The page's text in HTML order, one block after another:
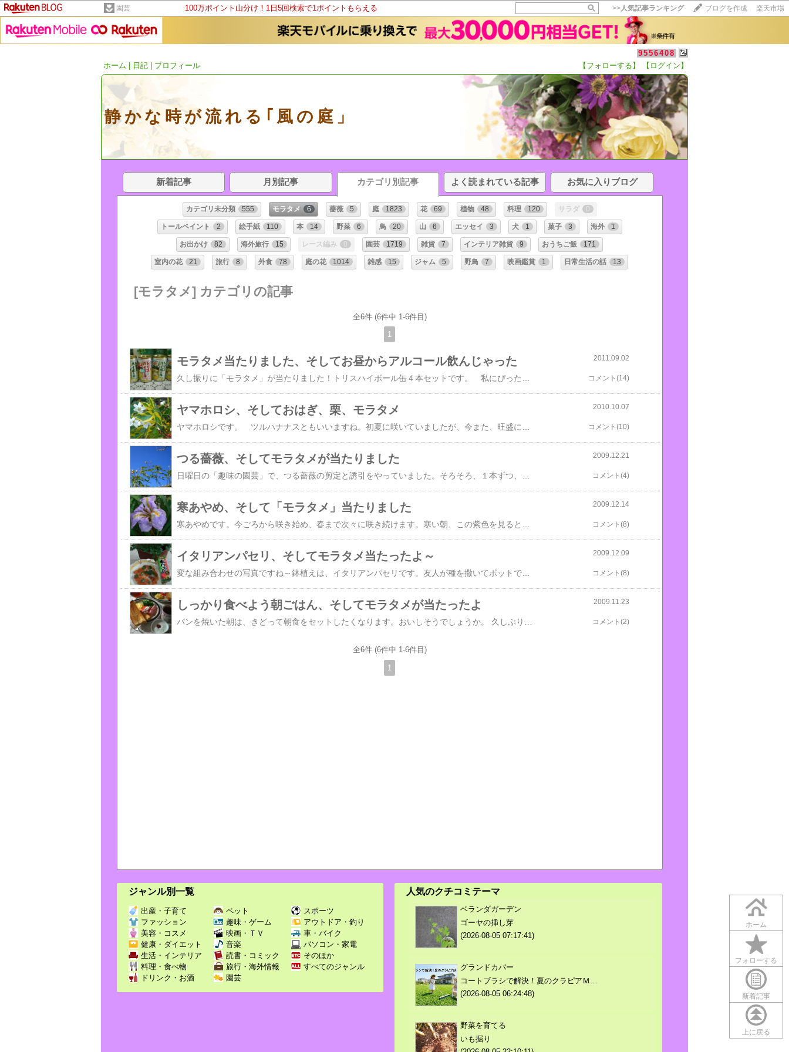
園芸 100万ポイント山分け！1日5回検索で1ポイントもらえる >>人気記事ランキング ブログを作成 楽天市場
9556408
ホーム
日記 プロフィール 【フォローする】 【ログイン】
静かな時が流れる｢風の庭」
ホーム
フォローする
新着記事
上に戻る
新着記事 月別記事 カテゴリ別記事 よく読まれている記事 お気に入りブログ
カテゴリ未分類 555 モラタメ 6 薔薇 5 庭 1823 花 69 植物 48 料理 120 サラダ 0
トールペイント 2 絵手紙 110 本 14 野菜 6 鳥 20 山 6 エッセイ 3 犬 1 菓子 3 海外 1
お出かけ 82 海外旅行 15 レース編み 0 園芸 1719 雑貨 7 インテリア雑貨 9 おうちご飯 171
室内の花 21 旅行 8 外食 78 庭の花 1014 雑感 15 ジャム 5 野鳥 7 映画鑑賞 1 日常生活の話 13
[モラタメ] カテゴリの記事
全6件 (6件中 1-6件目)
1
モラタメ当たりました、そしてお昼からアルコール飲んじゃった 2011.09.02
コメント(14)
ヤマホロシ、そしておはぎ、栗、モラタメ 2010.10.07
コメント(10)
つる薔薇、そしてモラタメが当たりました 2009.12.21
コメント(4)
寒あやめ、そして「モラタメ」当たりました 2009.12.14
コメント(8)
イタリアンパセリ、そしてモラタメ当たったよ～
変な組み合わせの写真ですね～鉢植えは、イタリアンパセリです。友人が種を撒いてポットで育てていたのを頂き、ここまで大きくなりました。料理に使うのに便利なので、普通のパセリや、バジルを育てていますが、冬になるとバジルはダメですねえ。イタリアンパセリは、形も綺麗なので、一鉢あると、とても重宝です。 昨日、モラタメから「本わさび」が届きました。来週は、ちょっとした食事会をするので、思いついて、冷蔵庫にあるもので、試作品、本わさびを使い、一品を作ってみました。塩をした大根の薄切りに、スモークサーモンを乗せて、グレープフルーツの果肉とオリーブオイルとイタリアンパセリと本わさびを混ぜて、ドレッシングに。わさびがぴりりと利いて、とてもおいしかったよ。反省点は、グレープフルーツは甘すぎで、やはりレモンの方が良かったかな。モラタメさんに感謝を込めて、トラックパックします。
2009.12.09
コメント(8)
しっかり食べよう朝ごはん、そしてモラタメが当たったよ 2009.11.23
コメント(2)
全6件 (6件中 1-6件目)
1
ジャンル別一覧
出産・子育て
ファッション
美容・コスメ
健康・ダイエット
生活・インテリア
料理・食べ物
ドリンク・お酒
ペット
趣味・ゲーム
映画・ＴＶ
音楽
読書・コミック
旅行・海外情報
園芸
スポーツ
アウトドア・釣り
車・バイク
パソコン・家電
そのほか
すべてのジャンル
人気のクチコミテーマ
ベランダガーデン
ゴーヤの挿し芽
(2026-08-05 07:17:41)
グランドカバー
コートブラシで解決！夏のクラピアＭ…
(2026-08-05 06:24:48)
野菜を育てる
いも掘り